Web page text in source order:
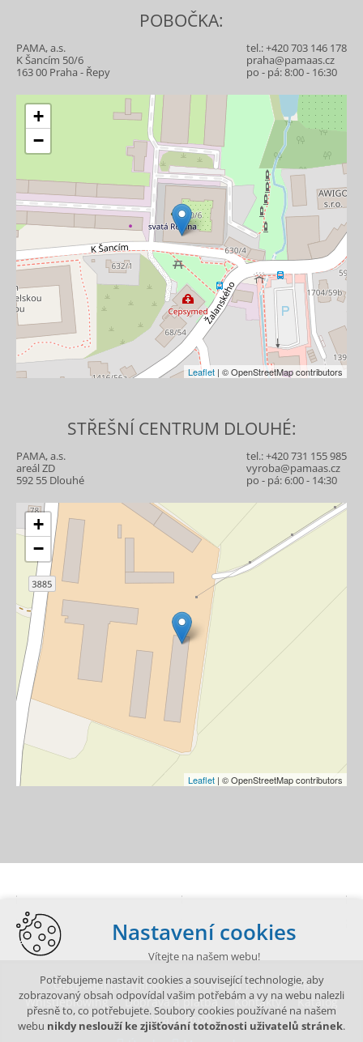
POBOČKA:
PAMA, a.s.
K Šancím 50/6
163 00 Praha - Řepy
tel.:+420 703 146 178
praha@pamaas.cz
po - pá: 8:00 - 16:30
+
−
Leaflet | © OpenStreetMap contributors
STŘEŠNÍ CENTRUM DLOUHÉ:
PAMA, a.s.
areál ZD
592 55 Dlouhé
tel.:+420 731 155 985
vyroba@pamaas.cz
po - pá: 6:00 - 14:30
+
−
Leaflet | © OpenStreetMap contributors
Nastavení cookies
Vítejte na našem webu!
Potřebujeme nastavit cookies a související technologie, aby
zobrazovaný obsah odpovídal vašim potřebám a vy na webu nalezli
přesně to, co potřebujete. Soubory cookies používané na našem
webu nikdy neslouží ke zjišťování totožnosti uživatelů stránek.
Obchodní podmínky Reklamační řád
GDPR
Whistleblowing
Doprava a platba Kontakty
Katalog
Vrátit zboží